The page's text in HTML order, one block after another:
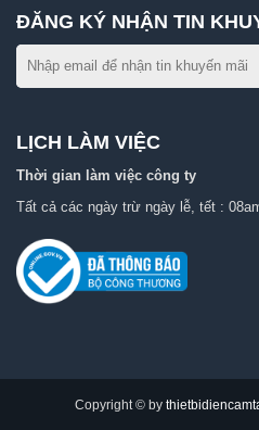
ĐĂNG KÝ NHẬN TIN
LỊCH LÀM VIỆC
Thời gian làm việc công ty
Tất cả các ngày trừ ngày lễ, tết :
Copyright © by